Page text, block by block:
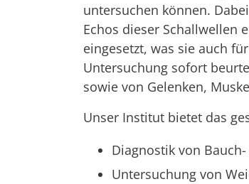
untersuchen können.
Echos dieser Schallwellen
eingesetzt, was sie auch
Untersuchung sofort
sowie von Gelenken,
Unser Institut bietet das
Diagnostik von
Untersuchung von